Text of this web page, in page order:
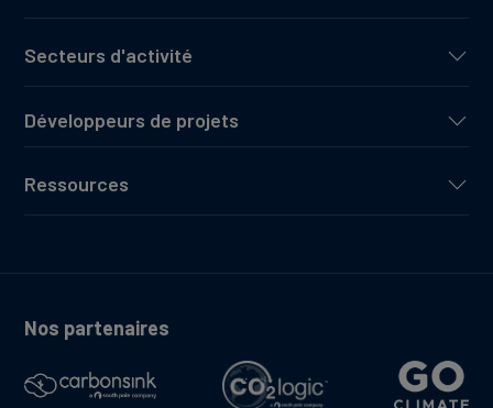
Secteurs d'activité
Développeurs de projets
Ressources
Nos partenaires